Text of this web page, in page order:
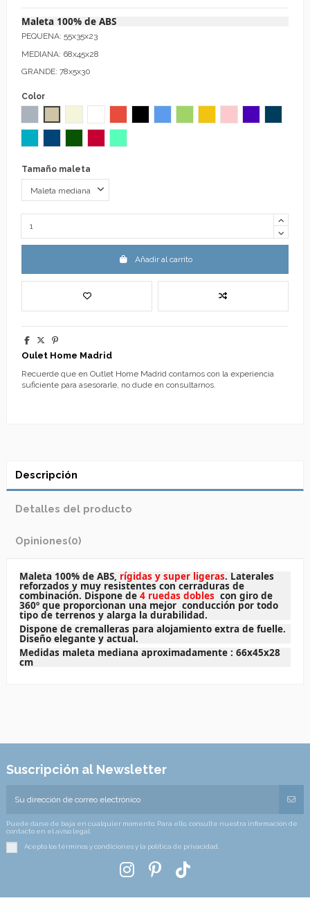
Maleta 100% de ABS
PEQUENA: 55x35x23
MEDIANA: 68x45x28
GRANDE: 78x5x30
Color
Tamaño maleta
Añadir al carrito
Oulet Home Madrid
Recuerde que en Outlet Home Madrid contamos con la experiencia
suficiente para asesorarle, no dude en consultarnos.
Descripción
Detalles del producto
Opiniones(0)
Maleta 100% de ABS, rígidas y super ligeras. Laterales
reforzados y muy resistentes con cerraduras de
combinación. Dispone de 4 ruedas dobles con giro de
360º que proporcionan una mejor conducción por todo
tipo de terrenos y alarga la durabilidad.
Dispone de cremalleras para alojamiento extra de fuelle.
Diseño elegante y actual.
Medidas maleta mediana aproximadamente : 66x45x28
cm
Suscripción al Newsletter
Puede darse de baja en cualquier momento. Para ello, consulte nuestra información de
contacto en el aviso legal.
Acepto los términos y condiciones y la política de privacidad.